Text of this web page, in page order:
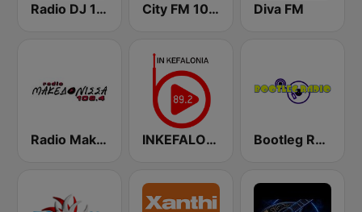
Radio DJ 105 City FM 103.8 Diva FM
Radio Makedonisa 106.4 FM INKEFALONIA 89.2 FM Bootleg Radio Greece